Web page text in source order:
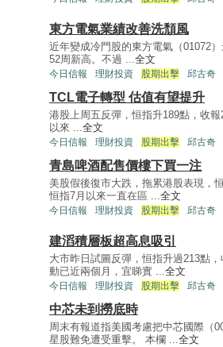
東方電氣業績改善洗頹風
近年變成冷門股的東方電氣（01072
52周新高。不過 ...全文
今日信報 理財投資 股期出擊 邱古奇
TCL電子轉型 估值有望提升
港股上周五反彈，恒指升189點，收
以來 ...全文
今日信報 理財投資 股期出擊 邱古奇
青島啤酒配售價樓下買一注
美股假後復市大跌，拖累港股表現，
恒指7月以來一直在區 ...全文
今日信報 理財投資 股期出擊 邱古奇
建滔積層板超高息吸引
大市昨日試圖反彈，恒指升過213點
動已近兩個月，宜睇實 ...全文
今日信報 理財投資 股期出擊 邱古奇
中芯未到撈底時
周末有報道指美國考慮把中芯國際（
星股難免遭受重擊。 本欄 ...全文